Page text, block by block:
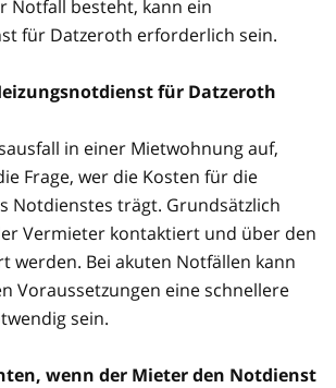
Notfall besteht, kann ein
für Datzeroth erforderlich sein.
für Datzeroth
in einer Mietwohnung auf,
Frage, wer die Kosten für die
Notdienstes trägt. Grundsätzlich
Vermieter kontaktiert und über den
werden. Bei akuten Notfällen kann
Voraussetzungen eine schnellere
sein.
wenn der Mieter den Notdienst